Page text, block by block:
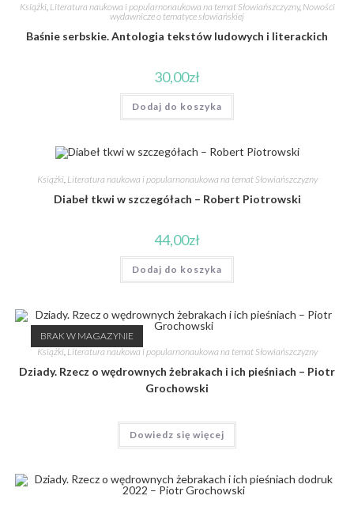
Książki, Literatura naukowa i popularnonaukowa na temat Słowiańszczyzny, Nowości
wydawnicze o tematyce słowiańskiej
Baśnie serbskie. Antologia tekstów ludowych i literackich
30,00zł
Dodaj do koszyka
Książki, Literatura naukowa i popularnonaukowa na temat Słowiańszczyzny
Diabeł tkwi w szczegółach – Robert Piotrowski
44,00zł
Dodaj do koszyka
BRAK W MAGAZYNIE
Książki, Literatura naukowa i popularnonaukowa na temat Słowiańszczyzny
Dziady. Rzecz o wędrownych żebrakach i ich pieśniach – Piotr
Grochowski
Dowiedz się więcej